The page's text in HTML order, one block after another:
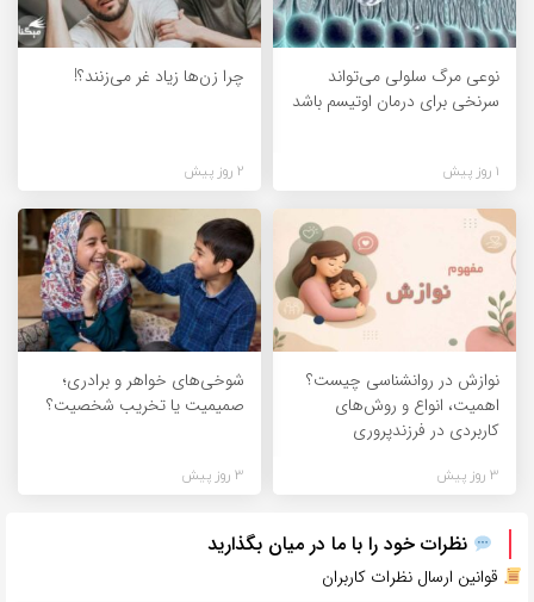
نوعی مرگ سلولی می‌تواند
سرنخی برای درمان اوتیسم باشد
1 روز پیش
چرا زن‌ها زیاد غر می‌زنند؟!
2 روز پیش
نوازش در روانشناسی چیست؟
اهمیت، انواع و روش‌های
کاربردی در فرزندپروری
3 روز پیش
شوخی‌های خواهر و برادری؛
صمیمیت یا تخریب شخصیت؟
3 روز پیش
نظرات خود را با ما در میان بگذارید
قوانین ارسال نظرات کاربران